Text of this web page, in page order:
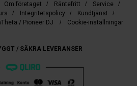
Om företaget / Räntefritt / Service /
/ Integritetspolicy / Kundtjänst /
/ Pioneer DJ / Cookie-inställningar
/ SÄKRA LEVERANSER